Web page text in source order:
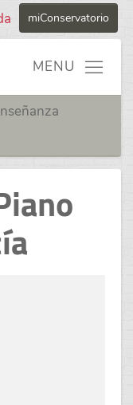
miConservatorio